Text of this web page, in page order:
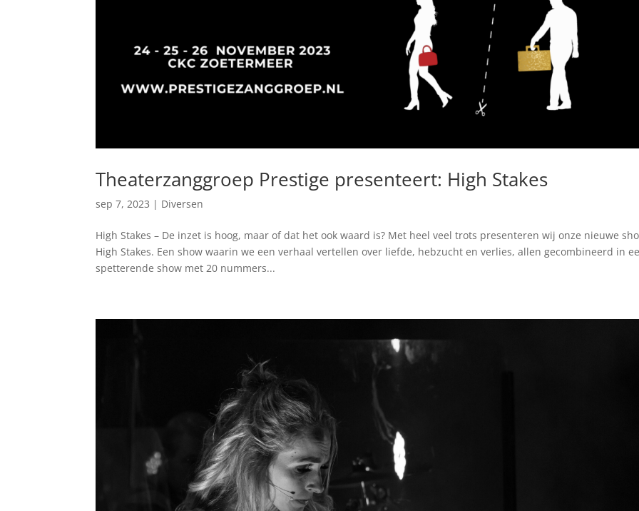
Theaterzanggroep Prestige presenteert: High Stakes
sep 7, 2023 | Diversen
High Stakes – De inzet is hoog, maar of dat het ook waard is? Met heel veel trots presenteren wij onze nieuwe
High Stakes. Een show waarin we een verhaal vertellen over liefde, hebzucht en verlies, allen gecombineerd in
spetterende show met 20 nummers...